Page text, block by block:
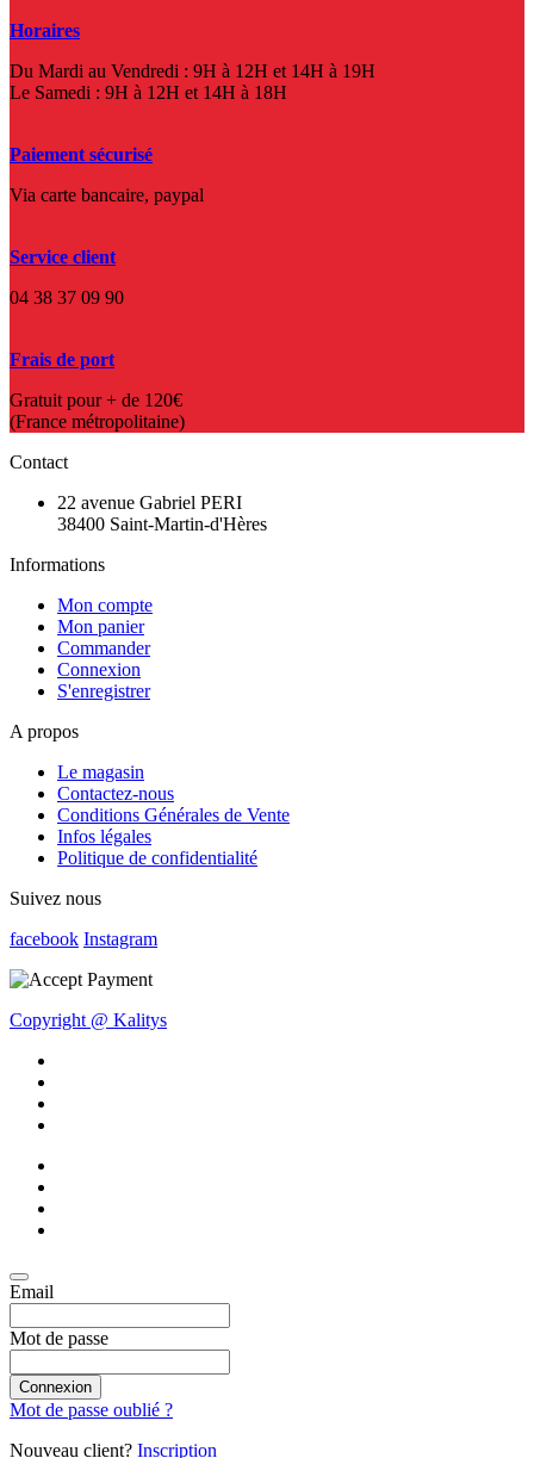
Horaires
Du Mardi au Vendredi : 9H à 12H et 14H à 19H
Le Samedi : 9H à 12H et 14H à 18H
Paiement sécurisé
Via carte bancaire, paypal
Service client
04 38 37 09 90
Frais de port
Gratuit pour + de 120€
(France métropolitaine)
Contact
22 avenue Gabriel PERI
38400 Saint-Martin-d'Hères
Informations
Mon compte
Mon panier
Commander
Connexion
S'enregistrer
A propos
Le magasin
Contactez-nous
Conditions Générales de Vente
Infos légales
Politique de confidentialité
Suivez nous
facebook Instagram
Copyright @ Kalitys
Email
Mot de passe
Connexion
Mot de passe oublié ?
Nouveau client? Inscription